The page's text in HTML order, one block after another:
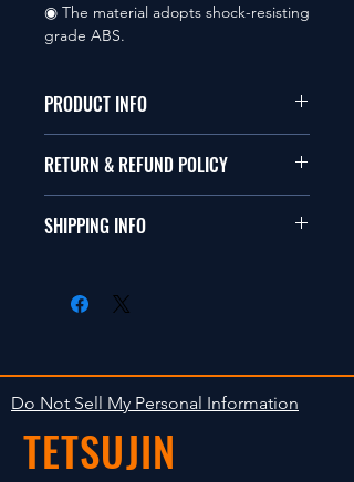
◉ The material adopts shock-resisting
grade ABS.
PRODUCT INFO
本品は1/10サイズのラジオコント
This items fit in with 1/10 sizes of
RETURN & REFUND POLICY
商品に明らかな欠陥がないかぎり
isn't accepted in goods.
SHIPPING INFO
します。海外への出荷は入金確認
The occasion with the stock is
shipped in 2-5 days. Shipment to
foreign countries will be shipment
after payment confirmation.
Do Not Sell My Personal Information
TETSUJIN